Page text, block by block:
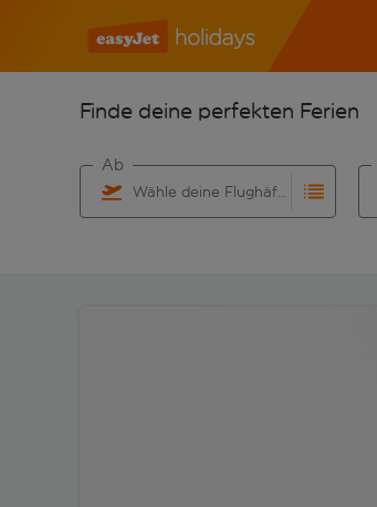
Finde deine perfekten Ferien
Wähle deine Flughäfen
Ab